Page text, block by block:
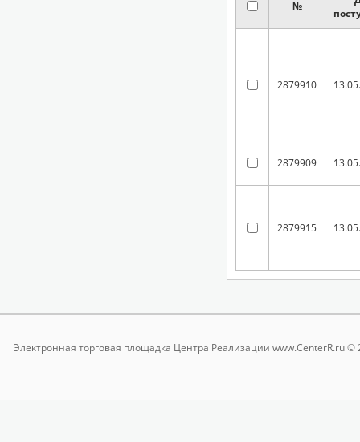
№
2879910
2879909
2879915
Электронная торговая площадка Центра Реализации www.CenterR.ru ©